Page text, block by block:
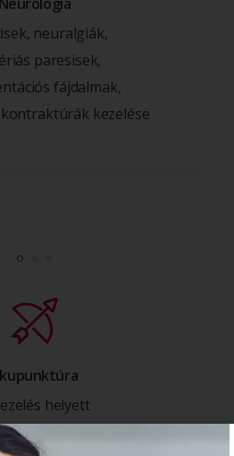
neuralgiák,
paresisek,
fájdalmak,
kezelése
helyett
pont ingerlése